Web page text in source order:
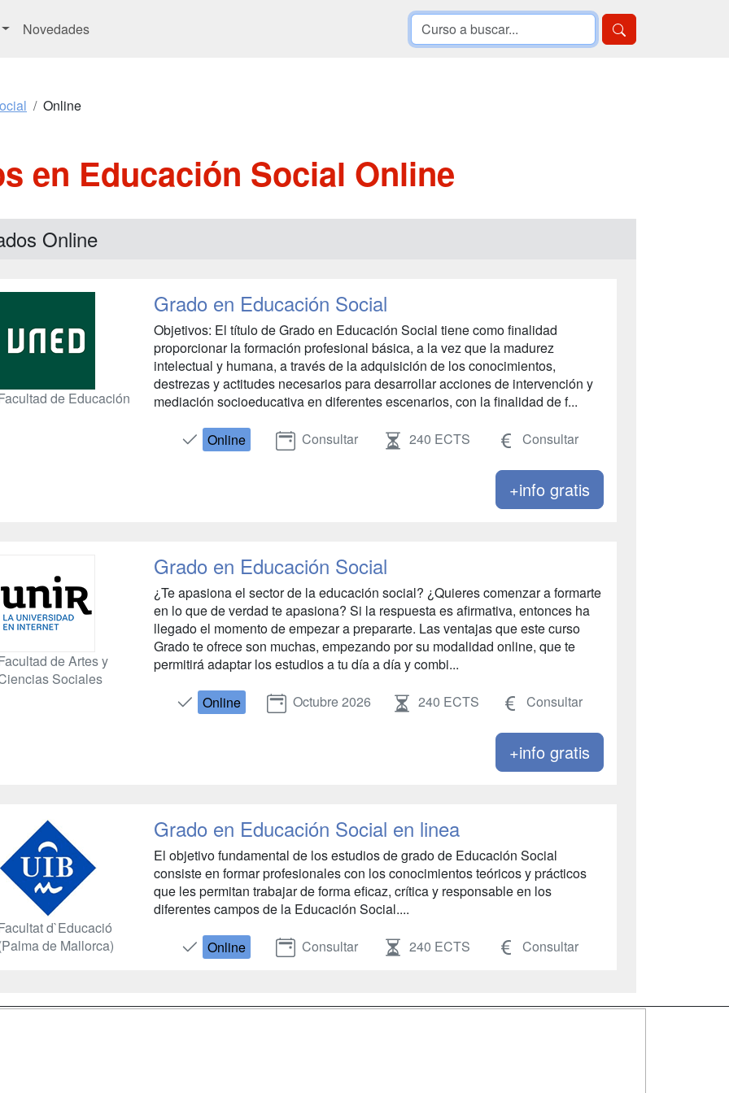
Novedades
Online
en Educación Social Online
Online
de Educación
Grado en Educación Social
Objetivos: El título de Grado en Educación Social tiene como finalidad
proporcionar la formación profesional básica, a la vez que la madurez
intelectual y humana, a través de la adquisición de los conocimientos,
destrezas y actitudes necesarios para desarrollar acciones de intervención y
mediación socioeducativa en diferentes escenarios, con la finalidad de f...
Online Consultar 240 ECTS Consultar
+info gratis
de Artes y
Sociales
Grado en Educación Social
¿Te apasiona el sector de la educación social? ¿Quieres comenzar a formarte
en lo que de verdad te apasiona? Si la respuesta es afirmativa, entonces ha
llegado el momento de empezar a prepararte. Las ventajas que este curso
Grado te ofrece son muchas, empezando por su modalidad online, que te
permitirá adaptar los estudios a tu día a día y combi...
Online Octubre 2026 240 ECTS Consultar
+info gratis
d`Educació
de Mallorca)
Grado en Educación Social en linea
El objetivo fundamental de los estudios de grado de Educación Social
consiste en formar profesionales con los conocimientos teóricos y prácticos
que les permitan trabajar de forma eficaz, crítica y responsable en los
diferentes campos de la Educación Social....
Online Consultar 240 ECTS Consultar